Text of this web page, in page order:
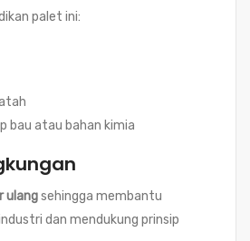
palet ini:
bau atau bahan kimia
ulangsehingga membantu
dan mendukung prinsip